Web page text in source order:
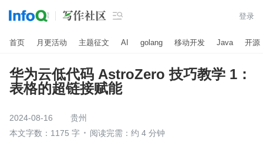
 登录
首页 月更活动 主题征文 AI golang 移动开发 Java 开源
华为云低代码 AstroZero 技巧教学 1：
表格的超链接赋能
2024-08-16
贵州
本文字数：1175 字
阅读完需：约 4 分钟